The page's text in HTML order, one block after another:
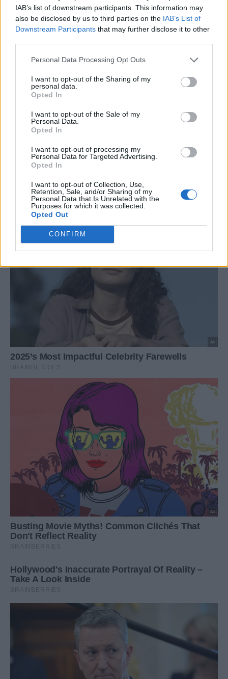
IAB’s list of downstream participants. This information may
also be disclosed by us to third parties on the IAB’s List of
Downstream Participants that may further disclose it to other
Personal Data Processing Opt Outs
I want to opt-out of the Sharing of my
personal data.
Opted In
I want to opt-out of the Sale of my
Personal Data.
Opted In
I want to opt-out of processing my
Personal Data for Targeted Advertising.
Opted In
I want to opt-out of Collection, Use,
Retention, Sale, and/or Sharing of my
Personal Data that Is Unrelated with the
Purposes for which it was collected.
Opted Out
CONFIRM